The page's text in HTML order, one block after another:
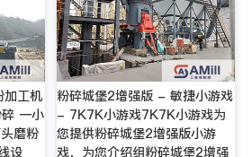
工机
一小
磨粉
设
粉碎城堡2增强版 - 敏捷小游戏
- 7K7K小游戏7K7K小游戏为
您提供粉碎城堡2增强版小游
戏，为您介绍组粉碎城堡2增强